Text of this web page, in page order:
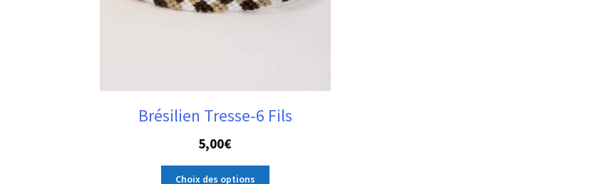
Brésilien Tresse-6 Fils
5,00€
Choix des options